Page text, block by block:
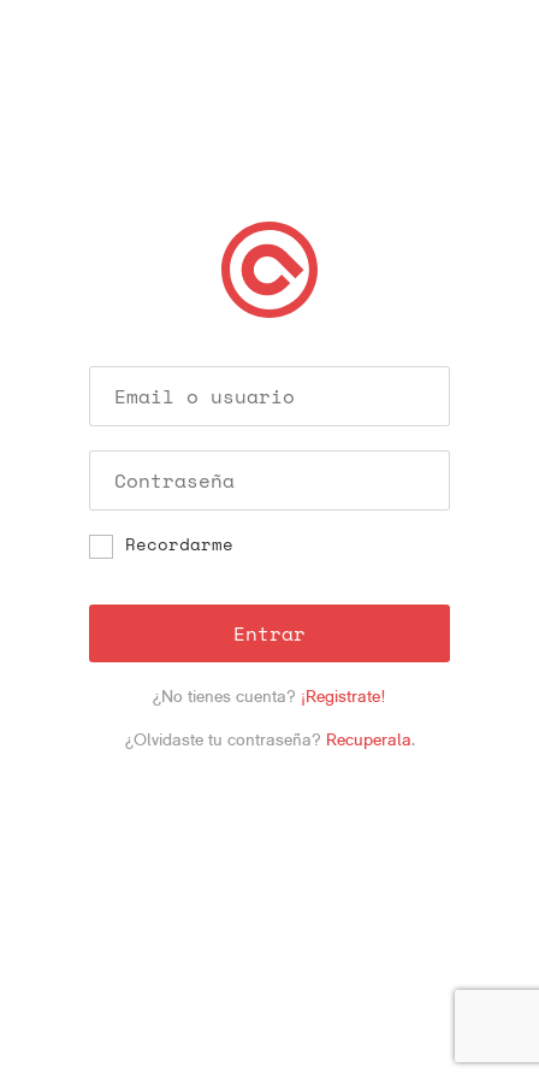
Recordarme
Entrar
¿No tienes cuenta? ¡Registrate!
¿Olvidaste tu contraseña? Recuperala.